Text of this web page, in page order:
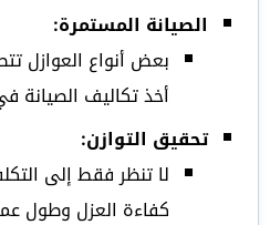
الصيانة المستمرة:
بعض أنواع العوازل
أخذ تكاليف الصيانة
تحقيق التوازن:
لا تنظر فقط إلى
كفاءة العزل وطول